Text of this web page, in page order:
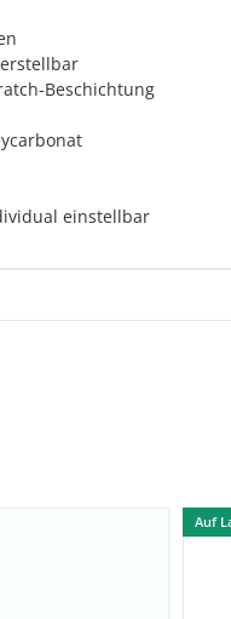
Beschichtung
einstellbar
Auf